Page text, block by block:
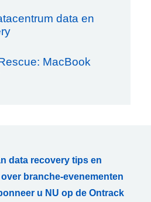
data en
MacBook
data recovery tips en
branche-evenementen
u NU op de Ontrack